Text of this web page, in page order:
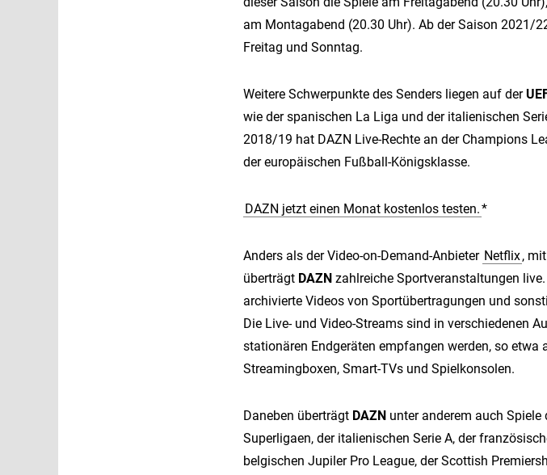
am Montagabend (20.30 Uhr). Ab der Saison 2021/
Freitag und Sonntag.
Weitere Schwerpunkte des Senders liegen auf der
wie der spanischen La Liga und der italienischen
2018/19 hat DAZN Live-Rechte an der Champions
der europäischen Fußball-Königsklasse.
DAZN jetzt einen Monat kostenlos testen.*
Anders als der Video-on-Demand-Anbieter Netflix,
überträgt DAZN zahlreiche Sportveranstaltungen
archivierte Videos von Sportübertragungen und
Die Live- und Video-Streams sind in verschiedenen
stationären Endgeräten empfangen werden, so
Streamingboxen, Smart-TVs und Spielkonsolen.
Daneben überträgt DAZN unter anderem auch
Superligaen, der italienischen Serie A, der
belgischen Jupiler Pro League, der Scottish